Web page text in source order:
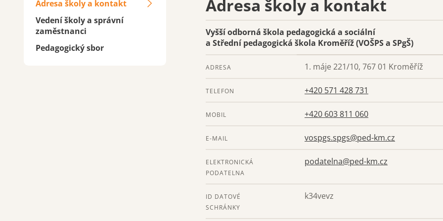
Adresa školy a kontakt
Vedení školy a správní
zaměstnanci
Pedagogický sbor
Adresa školy a kontakt
Vyšší odborná škola pedagogická a sociální
a Střední pedagogická škola Kroměříž (VOŠPS a SPgŠ)
ADRESA 1. máje 221/10, 767 01 Kroměříž
TELEFON +420 571 428 731
MOBIL +420 603 811 060
E-MAIL vospgs.spgs@ped-km.cz
ELEKTRONICKÁ
PODATELNA
podatelna@ped-km.cz
ID DATOVÉ
SCHRÁNKY
k34vevz